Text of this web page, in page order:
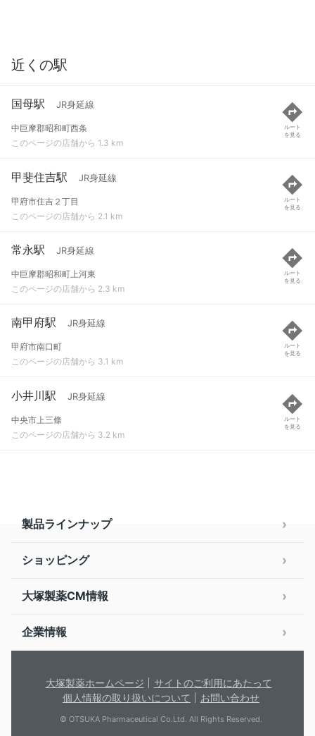
近くの駅
国母駅 JR身延線
中巨摩郡昭和町西条
このページの店舗から 1.3 km
ルート
を見る
甲斐住吉駅 JR身延線
甲府市住吉２丁目
このページの店舗から 2.1 km
ルート
を見る
常永駅 JR身延線
中巨摩郡昭和町上河東
このページの店舗から 2.3 km
ルート
を見る
南甲府駅 JR身延線
甲府市南口町
このページの店舗から 3.1 km
ルート
を見る
小井川駅 JR身延線
中央市上三條
このページの店舗から 3.2 km
ルート
を見る
製品ラインナップ
ショッピング
大塚製薬CM情報
企業情報
大塚製薬ホームページ
サイトのご利用にあたって
個人情報の取り扱いについて
お問い合わせ
© OTSUKA Pharmaceutical Co.Ltd. All Rights Reserved.